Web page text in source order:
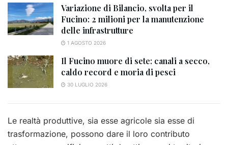
Variazione di Bilancio, svolta per il
Fucino: 2 milioni per la manutenzione
delle infrastrutture
1 AGOSTO 2026
Il Fucino muore di sete: canali a secco,
caldo record e moria di pesci
30 LUGLIO 2026
Le realtà produttive, sia esse agricole sia esse di
trasformazione, possono dare il loro contributo